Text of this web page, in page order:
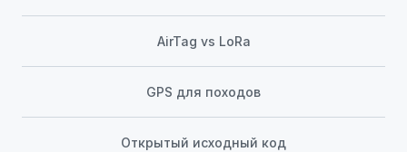
AirTag vs LoRa
GPS для походов
Открытый исходный код